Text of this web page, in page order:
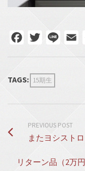
FacebookTwitterLine
TAGS: 15期生
PREVIOUS POST
またヨシスト
リターン品（2万